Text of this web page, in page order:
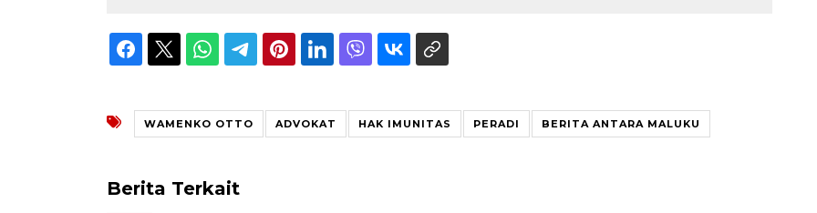
WAMENKO OTTO ADVOKAT HAK IMUNITAS PERADI BERITA ANTARA MALUKU
Berita Terkait